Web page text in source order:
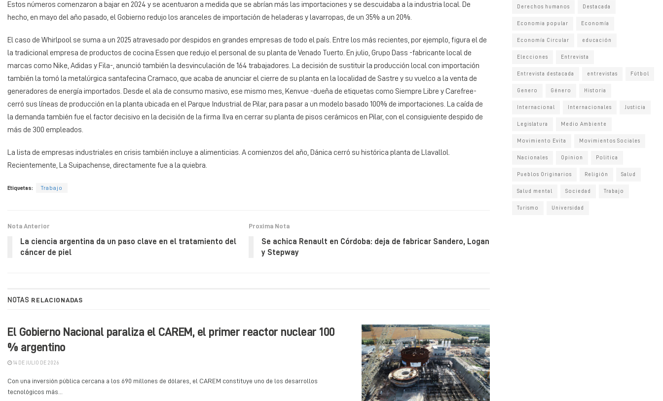
Estos números comenzaron a bajar en 2024 y se acentuaron a medida que se abrían más las importaciones y se descuidaba a la industria local. De
hecho, en mayo del año pasado, el Gobierno redujo los aranceles de importación de heladeras y lavarropas, de un 35% a un 20%.
El caso de Whirlpool se suma a un 2025 atravesado por despidos en grandes empresas de todo el país. Entre los más recientes, por ejemplo, figura el de
la tradicional empresa de productos de cocina Essen que redujo el personal de su planta de Venado Tuerto. En julio, Grupo Dass -fabricante local de
marcas como Nike, Adidas y Fila-, anunció también la desvinculación de 164 trabajadores. La decisión de sustituir la producción local con importación
también la tomó la metalúrgica santafecina Cramaco, que acaba de anunciar el cierre de su planta en la localidad de Sastre y su vuelco a la venta de
generadores de energía importados. Desde el ala de consumo masivo, ese mismo mes, Kenvue -dueña de etiquetas como Siempre Libre y Carefree-
cerró sus líneas de producción en la planta ubicada en el Parque Industrial de Pilar, para pasar a un modelo basado 100% de importaciones. La caída de
la demanda también fue el factor decisivo en la decisión de la firma Ilva en cerrar su planta de pisos cerámicos en Pilar, con el consiguiente despido de
más de 300 empleados.
La lista de empresas industriales en crisis también incluye a alimenticias. A comienzos del año, Dánica cerró su histórica planta de Llavallol.
Recientemente, La Suipachense, directamente fue a la quiebra.
Etiquetas: Trabajo
Nota Anterior
La ciencia argentina da un paso clave en el tratamiento del
cáncer de piel
Proxima Nota
Se achica Renault en Córdoba: deja de fabricar Sandero, Logan
y Stepway
NOTAS RELACIONADAS
El Gobierno Nacional paraliza el CAREM, el primer reactor nuclear 100
% argentino
14 DE JULIO DE 2026
Con una inversión pública cercana a los 690 millones de dólares, el CAREM constituye uno de los desarrollos
tecnológicos más...
Derechos humanos Destacada
Economia popular Economía
Economía Circular educación
Elecciones Entrevista
Entrevista destacada entrevistas Fútbol
Genero Género Historia
Internacional Internacionales Justicia
Legislatura Medio Ambiente
Movimiento Evita Movimientos Sociales
Nacionales Opinion Politica
Pueblos Originarios Religión Salud
Salud mental Sociedad Trabajo
Turismo Universidad